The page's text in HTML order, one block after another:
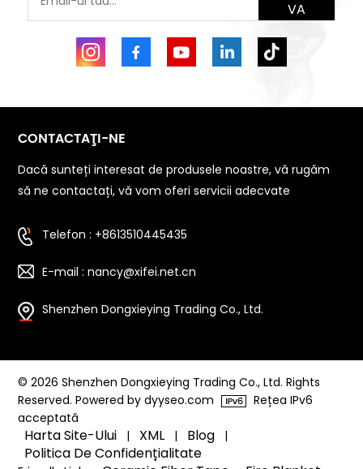
VA
CONTACTAŢI-NE
Dacă sunteți interesat de produsele noastre, vă rugăm
să ne contactați, vă vom oferi servicii adecvate
Telefon : +8613510445435
E-mail : nancy@xifei.net.cn
Shenzhen Dongxieying Trading Co., Ltd.
© 2026 Shenzhen Dongxieying Trading Co., Ltd. Rights
Reserved. Powered by dyyseo.com
Rețea IPv6
acceptată
Harta Site-Ului | XML | Blog |
Politica De Confidențialitate